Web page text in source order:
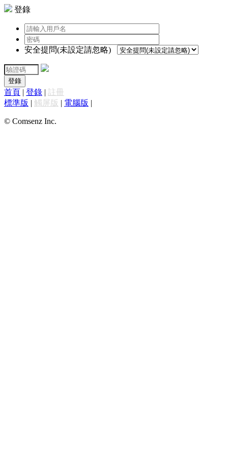
登錄
安全提問(未設定請忽略)
登錄
首頁 | 登錄 | 註冊
標準版 | 觸屏版 | 電腦版 |
© Comsenz Inc.